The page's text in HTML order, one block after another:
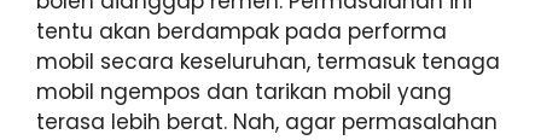
tentu akan berdampak pada performa
mobil secara keseluruhan, termasuk tenaga
mobil ngempos dan tarikan mobil yang
terasa lebih berat. Nah, agar permasalahan